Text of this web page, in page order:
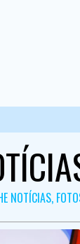
NOTÍCIAS,